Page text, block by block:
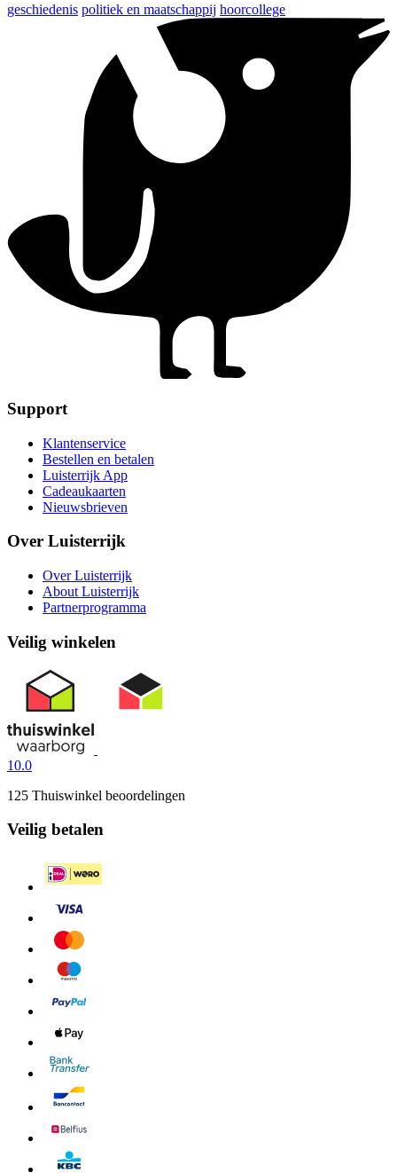
geschiedenis politiek en maatschappij hoorcollege
Support
Klantenservice
Bestellen en betalen
Luisterrijk App
Cadeaukaarten
Nieuwsbrieven
Over Luisterrijk
Over Luisterrijk
About Luisterrijk
Partnerprogramma
Veilig winkelen
10.0
125 Thuiswinkel beoordelingen
Veilig betalen